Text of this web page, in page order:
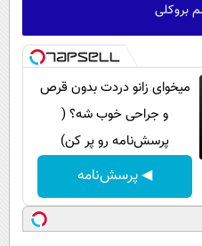
بروکلی
میخوای زانو دردت بدون قرص
و جراحی خوب شه؟ (
پرسش‌نامه رو پر کن)
◀ پرسش‌نامه